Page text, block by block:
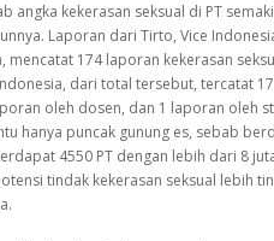
angka kekerasan seksual di PT
Laporan dari Tirto, Vice
mencatat 174 laporan kekerasan
dari total tersebut, tercatat
oleh dosen, dan 1 laporan oleh
hanya puncak gunung es, sebab
4550 PT dengan lebih dari 8
tindak kekerasan seksual lebih